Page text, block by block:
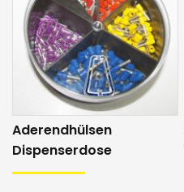
Aderendhülsen
Dispenserdose